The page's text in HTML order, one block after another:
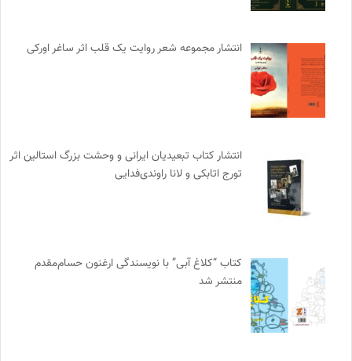
انتشار مجموعه شعر روایت یک قلب اثر ساغر اورکی
انتشار کتاب تبعیدیان ایرانی و وحشت بزرگ استالین اثر
تورج اتابکی و لانا راوندی‌فدایی
کتاب “کلاغ آبی” با نویسندگی ارغنون حسام‌مقدم
منتشر شد